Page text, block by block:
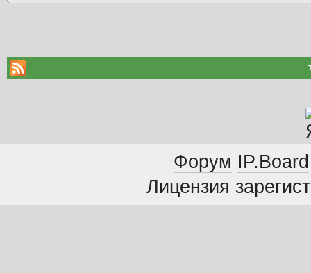
Форум IP.Board
Лицензия